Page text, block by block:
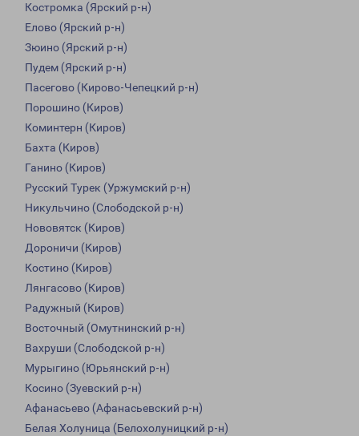
Костромка (Ярский р-н)
Елово (Ярский р-н)
Зюино (Ярский р-н)
Пудем (Ярский р-н)
Пасегово (Кирово-Чепецкий р-н)
Порошино (Киров)
Коминтерн (Киров)
Бахта (Киров)
Ганино (Киров)
Русский Турек (Уржумский р-н)
Никульчино (Слободской р-н)
Нововятск (Киров)
Дороничи (Киров)
Костино (Киров)
Лянгасово (Киров)
Радужный (Киров)
Восточный (Омутнинский р-н)
Вахруши (Слободской р-н)
Мурыгино (Юрьянский р-н)
Косино (Зуевский р-н)
Афанасьево (Афанасьевский р-н)
Белая Холуница (Белохолуницкий р-н)